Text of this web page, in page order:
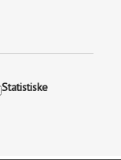
Statistiske